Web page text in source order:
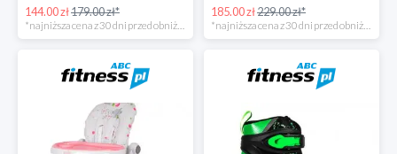
144.00 zł179.00 zł*
*najniższa cena z 30 dni przed obniżką
185.00 zł229.00 zł*
*najniższa cena z 30 dni przed obniżką